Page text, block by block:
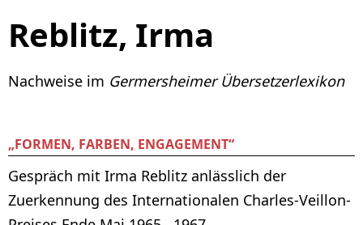
Reblitz, Irma
Nachweise im Germersheimer Übersetzerlexikon
„FORMEN, FARBEN, ENGAGEMENT“
Gespräch mit Irma Reblitz anlässlich der
Zuerkennung des Internationalen Charles-Veillon-